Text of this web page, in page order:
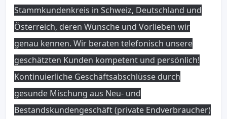
Stammkundenkreis in Schweiz, Deutschland und
Österreich, deren Wünsche und Vorlieben wir
genau kennen. Wir beraten telefonisch unsere
geschätzten Kunden kompetent und persönlich!
Kontinuierliche Geschäftsabschlüsse durch
gesunde Mischung aus Neu- und
Bestandskundengeschäft(private Endverbraucher)